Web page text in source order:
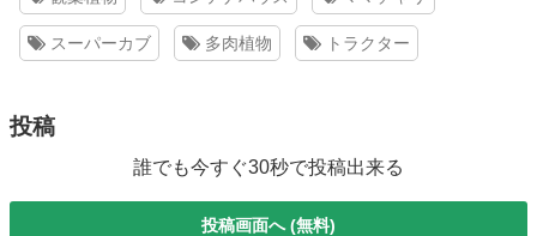
スーパーカブ 多肉植物 トラクター
投稿
誰でも今すぐ30秒で投稿出来る
投稿画面へ (無料)